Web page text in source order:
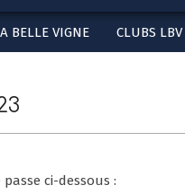
Secondary
BELLE VIGNE CLUBS LBV
ci-dessous :